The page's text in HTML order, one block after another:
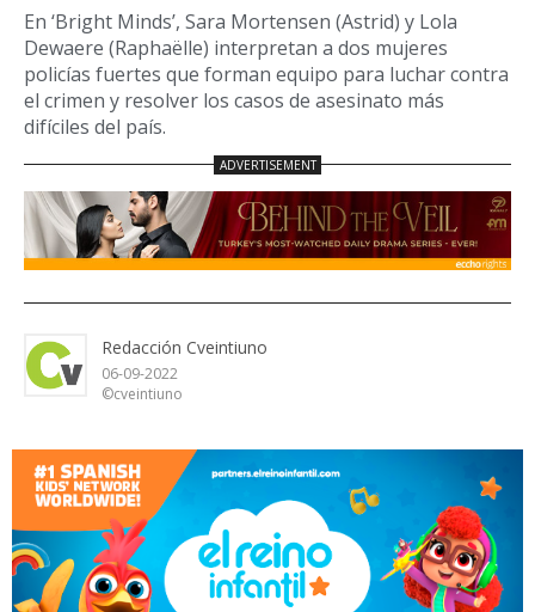
En ‘Bright Minds’, Sara Mortensen (Astrid) y Lola
Dewaere (Raphaëlle) interpretan a dos mujeres
policías fuertes que forman equipo para luchar contra
el crimen y resolver los casos de asesinato más
difíciles del país.
Redacción Cveintiuno
06-09-2022
©cveintiuno